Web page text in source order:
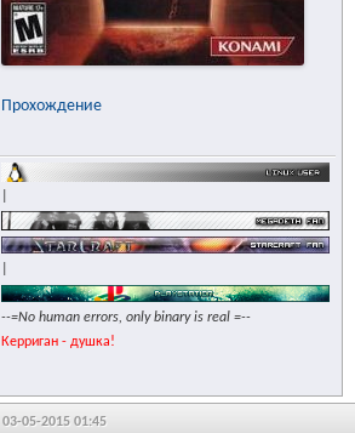
Прохождение
--=No human errors, only binary is real =--
Керриган - душка!
03-05-2015 01:45